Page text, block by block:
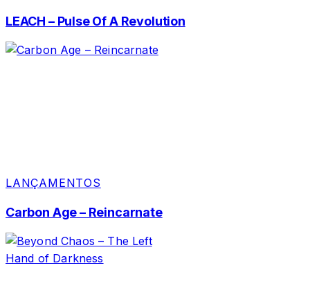
LEACH – Pulse Of A Revolution
LANÇAMENTOS
Carbon Age – Reincarnate